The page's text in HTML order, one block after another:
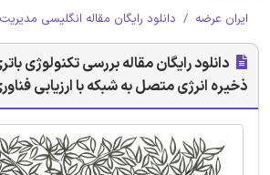
ایران عرضه دانلود رایگان مقاله انگلیسی مدیریت
دانلود رایگان مقاله بررسی تکنولوژی
ذخیره انرژی متصل به شبکه با ارزیابی